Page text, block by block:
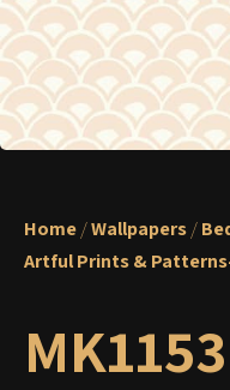
Home/Wallpapers/
Artful Prints &
MK1153